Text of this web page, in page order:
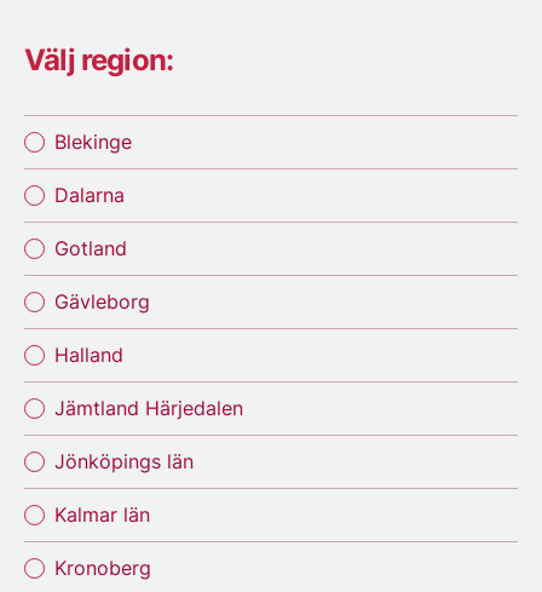
Välj region:
Blekinge
Dalarna
Gotland
Gävleborg
Halland
Jämtland Härjedalen
Jönköpings län
Kalmar län
Kronoberg